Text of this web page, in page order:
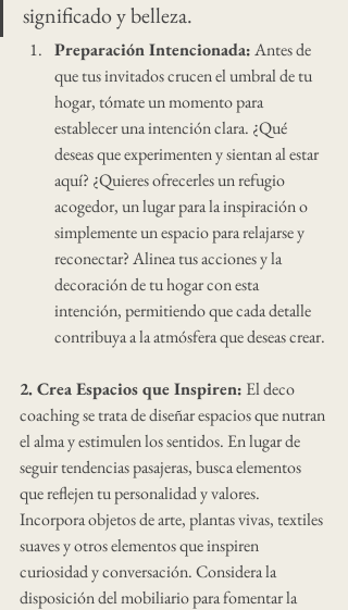
significado y belleza.
Preparación Intencionada: Antes de
que tus invitados crucen el umbral de tu
hogar, tómate un momento para
establecer una intención clara. ¿Qué
deseas que experimenten y sientan al estar
aquí? ¿Quieres ofrecerles un refugio
acogedor, un lugar para la inspiración o
simplemente un espacio para relajarse y
reconectar? Alinea tus acciones y la
decoración de tu hogar con esta
intención, permitiendo que cada detalle
contribuya a la atmósfera que deseas crear.
2. Crea Espacios que Inspiren: El deco
coaching se trata de diseñar espacios que nutran
el alma y estimulen los sentidos. En lugar de
seguir tendencias pasajeras, busca elementos
que reflejen tu personalidad y valores.
Incorpora objetos de arte, plantas vivas, textiles
suaves y otros elementos que inspiren
curiosidad y conversación. Considera la
disposición del mobiliario para fomentar la